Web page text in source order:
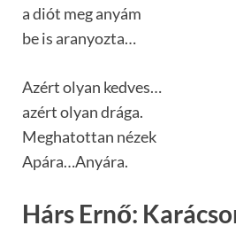
a diót meg anyám
be is aranyozta…
Azért olyan kedves…
azért olyan drága.
Meghatottan nézek
Apára…Anyára.
Hárs Ernő: